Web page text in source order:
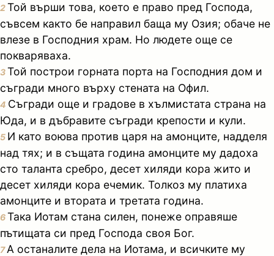
2Той върши това, което е право пред Господа,
съвсем както бе направил баща му Озия; обаче не
влезе в Господния храм. Но людете още се
покваряваха.
3Той построи горната порта на Господния дом и
съгради много върху стената на Офил.
4 Съгради още и градове в хълмистата страна на
Юда, и в дъбравите съгради крепости и кули.
5 И като воюва против царя на амонците, надделя
над тях; и в същата година амонците му дадоха
сто таланта сребро, десет хиляди кора жито и
десет хиляди кора ечемик. Толкоз му платиха
амонците и втората и третата година.
6Така Иотам стана силен, понеже оправяше
пътищата си пред Господа своя Бог.
7А останалите дела на Иотама, и всичките му